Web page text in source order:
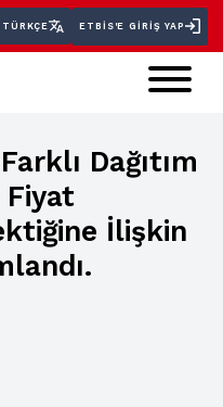
TÜRKÇE ETBİS'E GIRIŞ YAP
Dağıtım
Fiyat
İlişkin